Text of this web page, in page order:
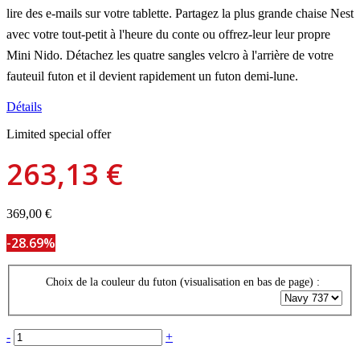
lire des e-mails sur votre tablette. Partagez la plus grande chaise Nest
avec votre tout-petit à l'heure du conte ou offrez-leur leur propre
Mini Nido. Détachez les quatre sangles velcro à l'arrière de votre
fauteuil futon et il devient rapidement un futon demi-lune.
Détails
Limited special offer
263,13 €
369,00 €
-28.69%
Choix de la couleur du futon (visualisation en bas de page) :
- +